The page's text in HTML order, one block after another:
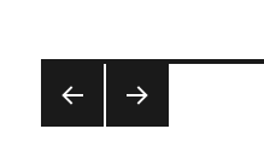
الصفحة الصفحة